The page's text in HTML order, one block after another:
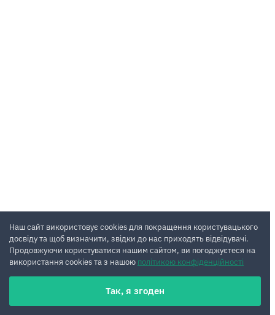
Наш сайт використовує cookies для покращення користувацького
досвіду та щоб визначити, звідки до нас приходять відвідувачі.
Продовжуючи користуватися нашим сайтом, ви погоджуєтеся на
використання cookies та з нашою політикою конфіденційності
Так, я згоден